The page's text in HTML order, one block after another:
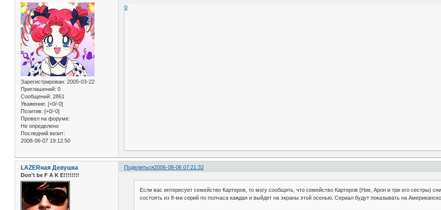
Зарегистрирован: 2005-03-22
Приглашений: 0
Сообщений: 2861
Уважение: [+0/-0]
Позитив: [+0/-0]
Провел на форуме:
Не определено
Последний визит:
2008-06-07 19:12:50
0
Поделиться2006-08-06 07:21:32
LAZERная Девушка
Don't be F A K E!!!!!!!!
Если вас интересует семейство Картеров, то могу сообщить, что семейство Картеров (Ник, Арон и три его сестры)
состоять из 8-ми серий по полчаса каждая и выйдет на экраны этой осенью. Сериал будут показывать на